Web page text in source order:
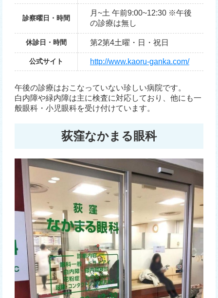
診察曜日・時間
月~土 午前9:00~12:30 ※午後
の診療は無し
休診日・時間 第2第4土曜・日・祝日
公式サイト http://www.kaoru-ganka.com/
午後の診療はおこなっていない珍しい病院です。
白内障や緑内障は主に検査に対応しており、他にも一
般眼科・小児眼科を受け付けています。
荻窪なかまる眼科